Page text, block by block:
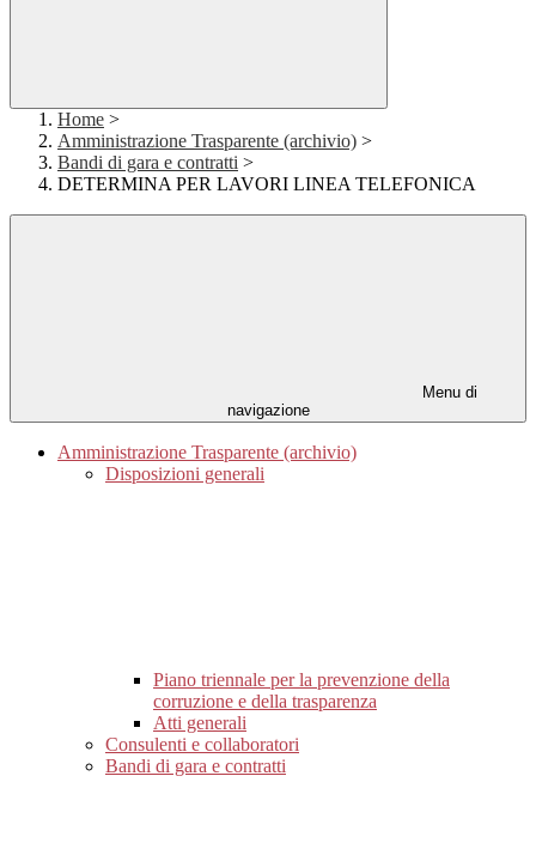
Home >
Amministrazione Trasparente (archivio) >
Bandi di gara e contratti >
DETERMINA PER LAVORI LINEA TELEFONICA
Menu di
navigazione
Amministrazione Trasparente (archivio)
Disposizioni generali
Piano triennale per la prevenzione della
corruzione e della trasparenza
Atti generali
Consulenti e collaboratori
Bandi di gara e contratti